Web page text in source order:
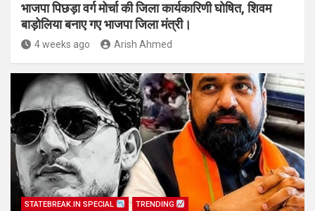
भाजपा पिछड़ा वर्ग मोर्चा की जिला कार्यकारिणी घोषित, शिवम
बाड़ोलिया बनाए गए भाजपा जिला मंत्री।
4 weeks ago Arish Ahmed
STATEBREAK.IN SPECIAL TRENDING